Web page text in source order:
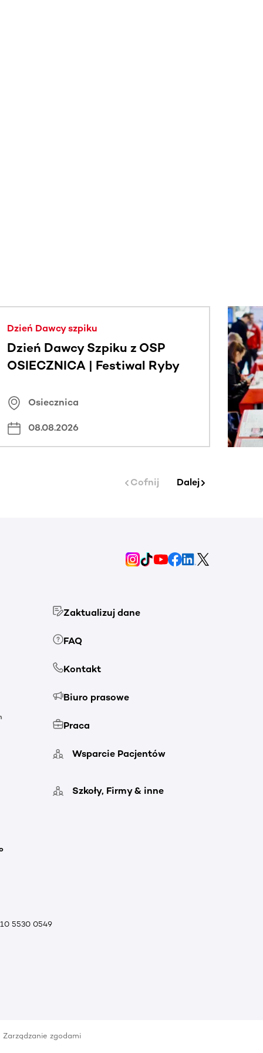
Dzień Dawcy szpiku
Dzień Dawcy Szpiku z OSP
OSIECZNICA | Festiwal Ryby
Osiecznica
08.08.2026
Cofnij Dalej
Zaktualizuj dane
FAQ
Kontakt
Biuro prasowe
Praca
Wsparcie Pacjentów
Szkoły, Firmy & inne
5530 0549
Zarządzanie zgodami